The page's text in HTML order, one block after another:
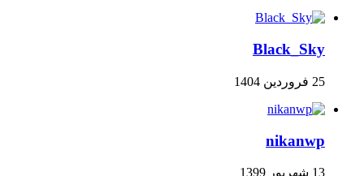
Black_Sky
25 فروردین 1404
nikanwp
13 شهریور 1399